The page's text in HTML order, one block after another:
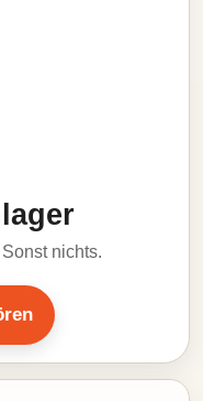
nichts.